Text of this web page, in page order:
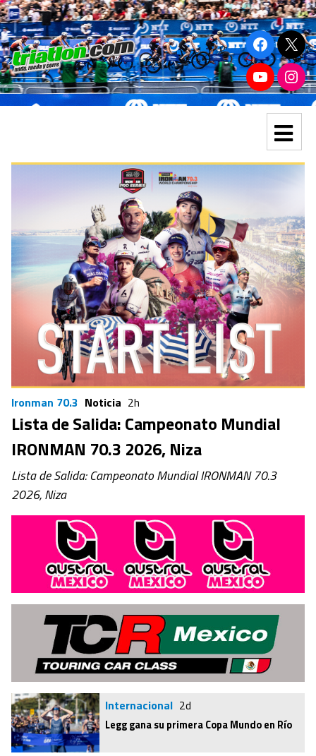
Ironman 70.3 Noticia 2h
Lista de Salida: Campeonato Mundial
IRONMAN 70.3 2026, Niza
Lista de Salida: Campeonato Mundial IRONMAN 70.3
2026, Niza
Internacional 2d
Legg gana su primera Copa Mundo en Río